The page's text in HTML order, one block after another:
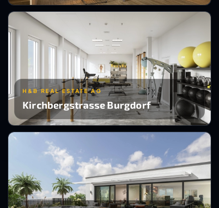
H&B REAL ESTATE AG
Kirchbergstrasse Burgdorf